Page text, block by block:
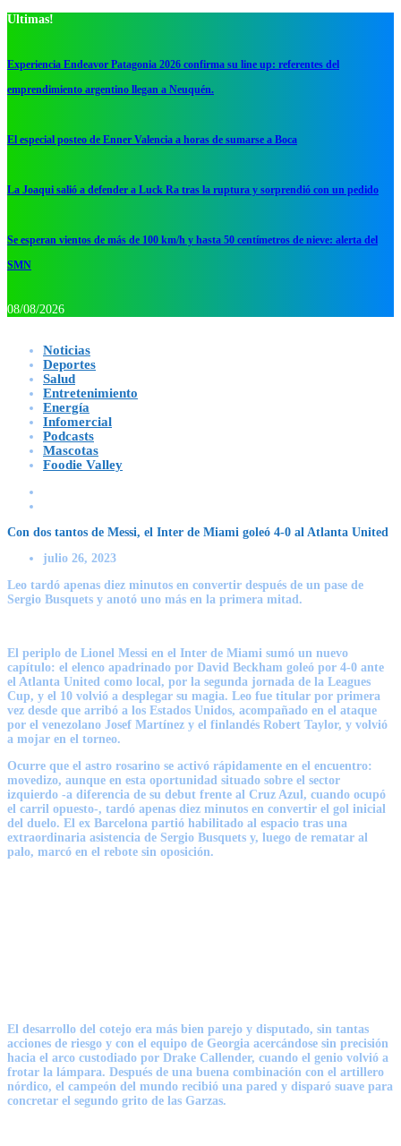
Ultimas!
Experiencia Endeavor Patagonia 2026 confirma su line up: referentes del
emprendimiento argentino llegan a Neuquén.
El especial posteo de Enner Valencia a horas de sumarse a Boca
La Joaqui salió a defender a Luck Ra tras la ruptura y sorprendió con un pedido
Se esperan vientos de más de 100 km/h y hasta 50 centímetros de nieve: alerta del
SMN
08/08/2026
Noticias
Deportes
Salud
Entretenimiento
Energía
Infomercial
Podcasts
Mascotas
Foodie Valley
Con dos tantos de Messi, el Inter de Miami goleó 4-0 al Atlanta United
julio 26, 2023
Leo tardó apenas diez minutos en convertir después de un pase de
Sergio Busquets y anotó uno más en la primera mitad.
El periplo de Lionel Messi en el Inter de Miami sumó un nuevo
capítulo: el elenco apadrinado por David Beckham goleó por 4-0 ante
el Atlanta United como local, por la segunda jornada de la Leagues
Cup, y el 10 volvió a desplegar su magia. Leo fue titular por primera
vez desde que arribó a los Estados Unidos, acompañado en el ataque
por el venezolano Josef Martínez y el finlandés Robert Taylor, y volvió
a mojar en el torneo.
Ocurre que el astro rosarino se activó rápidamente en el encuentro:
movedizo, aunque en esta oportunidad situado sobre el sector
izquierdo -a diferencia de su debut frente al Cruz Azul, cuando ocupó
el carril opuesto-, tardó apenas diez minutos en convertir el gol inicial
del duelo. El ex Barcelona partió habilitado al espacio tras una
extraordinaria asistencia de Sergio Busquets y, luego de rematar al
palo, marcó en el rebote sin oposición.
El desarrollo del cotejo era más bien parejo y disputado, sin tantas
acciones de riesgo y con el equipo de Georgia acercándose sin precisión
hacia el arco custodiado por Drake Callender, cuando el genio volvió a
frotar la lámpara. Después de una buena combinación con el artillero
nórdico, el campeón del mundo recibió una pared y disparó suave para
concretar el segundo grito de las Garzas.